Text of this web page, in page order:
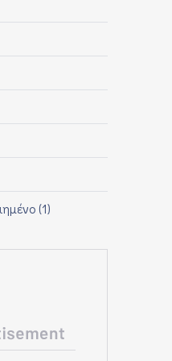
IN THE STYLE OF
(1)